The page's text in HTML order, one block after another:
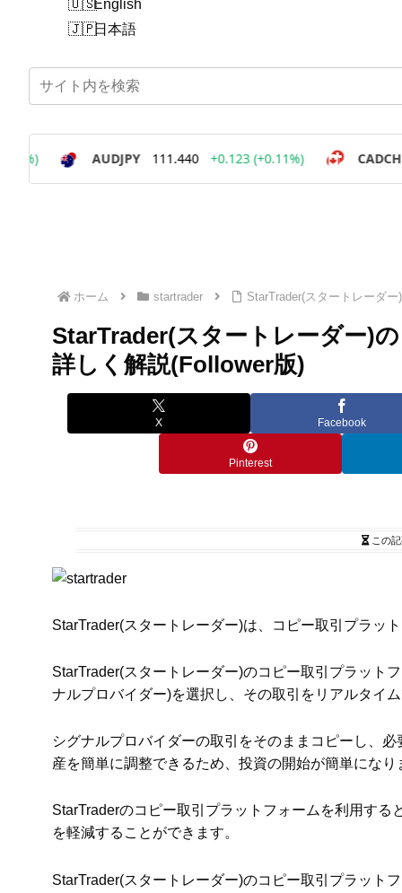
English
日本語
ホーム startrader StarTrader(スタートレーダ
StarTrader(スタートレーダー)
詳しく解説(Follower版)
X Facebook
Pinterest
この
StarTrader(スタートレーダー)は、コピー取引プラッ
StarTrader(スタートレーダー)のコピー取引プラット
ナルプロバイダー)を選択し、その取引をリアルタイ
シグナルプロバイダーの取引をそのままコピーし、
産を簡単に調整できるため、投資の開始が簡単になり
StarTraderのコピー取引プラットフォームを利用す
を軽減することができます。
StarTrader(スタートレーダー)のコピー取引プラット